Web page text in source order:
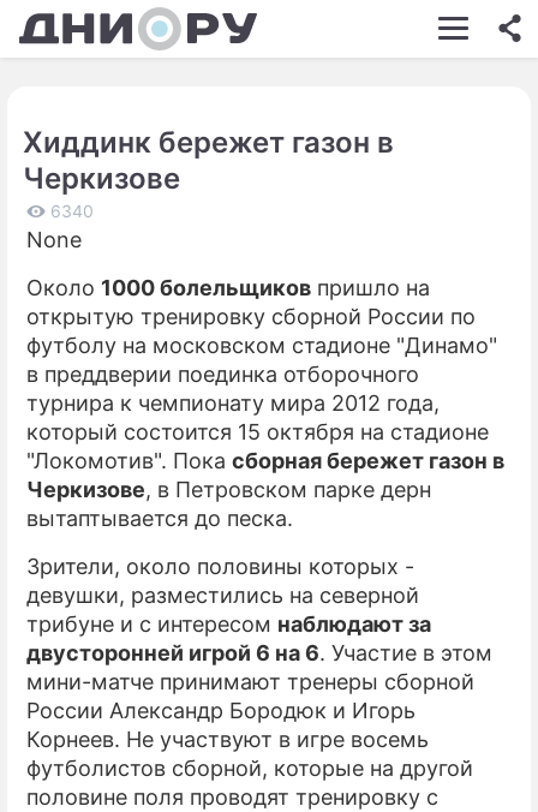
ШОУ-БИЗНЕС
КИНО
ЭКОНОМИКА
ПРОИСШЕСТВИЯ
СОННИК
СТИЛЬ ЖИЗНИ
СЕРИАЛЫ
ПРЕСС-РЕЛИЗЫ
О ПРОЕКТЕ
Хиддинк бережет газон в
Черкизове
6340
None
Около 1000 болельщиков пришло на
открытую тренировку сборной России по
футболу на московском стадионе "Динамо"
в преддверии поединка отборочного
турнира к чемпионату мира 2012 года,
который состоится 15 октября на стадионе
"Локомотив". Пока сборная бережет газон в
Черкизове, в Петровском парке дерн
вытаптывается до песка.
Зрители, около половины которых -
девушки, разместились на северной
трибуне и с интересом наблюдают за
двусторонней игрой 6 на 6. Участие в этом
мини-матче принимают тренеры сборной
России Александр Бородюк и Игорь
Корнеев. Не участвуют в игре восемь
футболистов сборной, которые на другой
половине поля проводят тренировку с